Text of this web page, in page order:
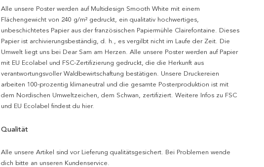
Alle unsere Poster werden auf Multidesign Smooth White mit einem
Flächengewicht von 240 g/m² gedruckt, ein qualitativ hochwertiges,
unbeschichtetes Papier aus der französischen Papiermühle Clairefontaine. Dieses
Papier ist archivierungsbeständig, d. h., es vergilbt nicht im Laufe der Zeit. Die
Umwelt liegt uns bei Dear Sam am Herzen. Alle unsere Poster werden auf Papier
mit EU Ecolabel und FSC-Zertifizierung gedruckt, die die Herkunft aus
verantwortungsvoller Waldbewirtschaftung bestätigen. Unsere Druckereien
arbeiten 100-prozentig klimaneutral und die gesamte Posterproduktion ist mit
dem Nordischen Umweltzeichen, dem Schwan, zertifiziert. Weitere Infos zu FSC
und EU Ecolabel findest du hier.
Qualität
Alle unsere Artikel sind vor Lieferung qualitätsgesichert. Bei Problemen wende
dich bitte an unseren Kundenservice.